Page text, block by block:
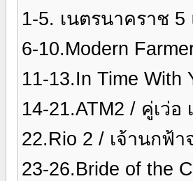
1-5. เนตรนาคราช
6-10.Modern
11-13.In Time
14-21.ATM2 / คู่เว่อ
22.Rio 2 / เจ้านกฟ้
23-26.Bride of the